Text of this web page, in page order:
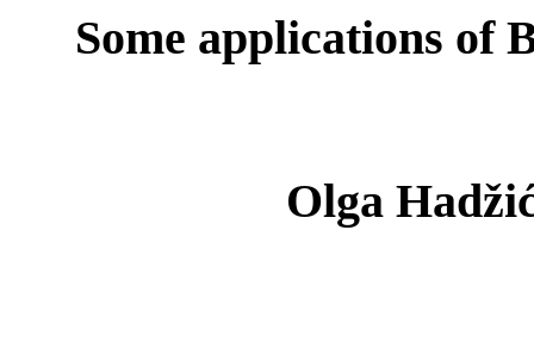
Some applications of
Olga